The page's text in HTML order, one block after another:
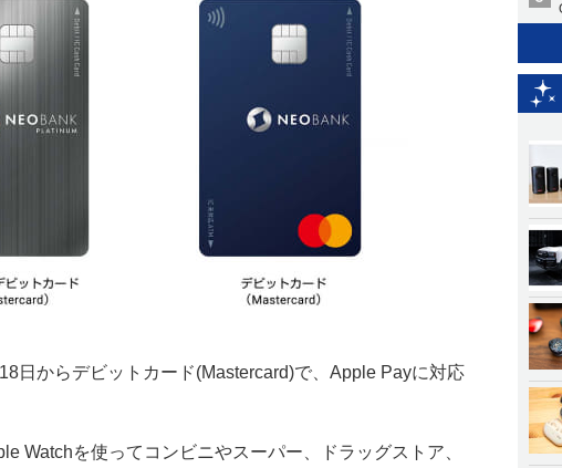
日からデビットカード(Mastercard)で、Apple Payに対応
Watchを使ってコンビニやスーパー、ドラッグストア、